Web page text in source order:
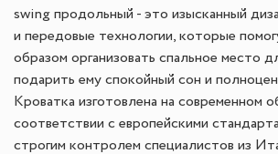
swing продольный - это изысканный
и передовые технологии, которые
образом организовать спальное место
подарить ему спокойный сон и
Кроватка изготовлена на современном
соответствии с европейскими
строгим контролем специалистов из